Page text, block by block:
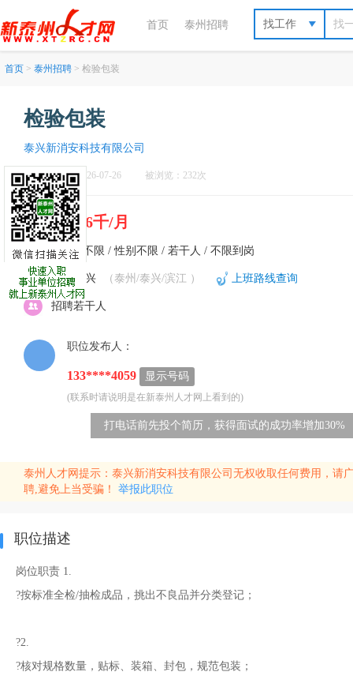
首页 泰州招聘 找工作
首页 > 泰州招聘 > 检验包装
检验包装
泰兴新消安科技有限公司
刷新于：2026-07-26 被浏览：232次
5千5-6千/月
不限 / 不限 / 性别不限 / 若干人 / 不限到岗
泰州-泰兴 （泰州/泰兴/滨江 ） 上班路线查询
招聘若干人
职位发布人：
133****4059 显示号码
(联系时请说明是在新泰州人才网上看到的)
打电话前先投个简历，获得面试的成功率增加30%
泰州人才网提示：泰兴新消安科技有限公司无权收取任何费用，
聘,避免上当受骗！ 举报此职位
职位描述
岗位职责 1.
?按标准全检/抽检成品，挑出不良品并分类登记；
?2.
?核对规格数量，贴标、装箱、封包，规范包装；